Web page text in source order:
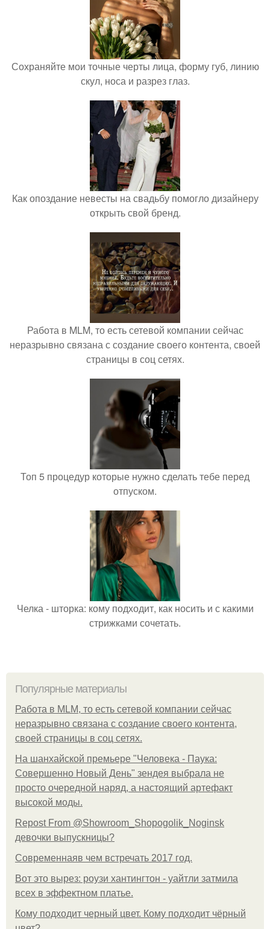
Сохраняйте мои точные черты лица, форму губ, линию
скул, носа и разрез глаз.
Как опоздание невесты на свадьбу помогло дизайнеру
открыть свой бренд.
Работа в MLM, то есть сетевой компании сейчас
неразрывно связана с создание своего контента, своей
страницы в соц сетях.
Топ 5 процедур которые нужно сделать тебе перед
отпуском.
Челка - шторка: кому подходит, как носить и с какими
стрижками сочетать.
Популярные материалы
Работа в MLM, то есть сетевой компании сейчас
неразрывно связана с создание своего контента,
своей страницы в соц сетях.
На шанхайской премьере "Человека - Паука:
Совершенно Новый День" зендея выбрала не
просто очередной наряд, а настоящий артефакт
высокой моды.
Repost From @Showroom_Shopogolik_Noginsk
девочки выпускницы?
Современнаяв чем встречать 2017 год.
Вот это вырез: роузи хантингтон - уайтли затмила
всех в эффектном платьe.
Кому подходит черный цвет. Кому подходит чёрный